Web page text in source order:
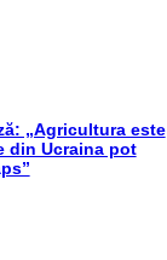
„Agricultura este
din Ucraina pot